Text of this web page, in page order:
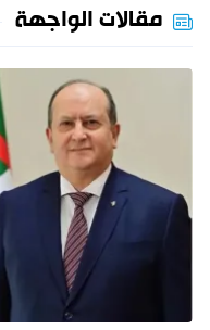
مقالات الواجهة